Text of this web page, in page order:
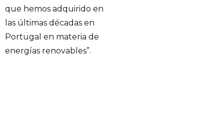
que hemos adquirido en
las últimas décadas en
Portugal en materia de
energías renovables”.